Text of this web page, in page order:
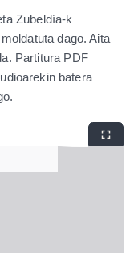
Zubeldía-k
dago. Aita
Partitura PDF
batera